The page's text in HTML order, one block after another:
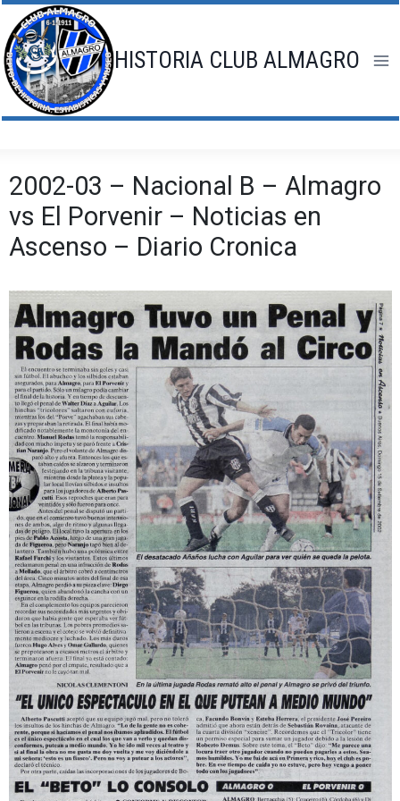
Saltar
al
contenido
HISTORIA CLUB ALMAGRO
2002-03 – Nacional B – Almagro
vs El Porvenir – Noticias en
Ascenso – Diario Cronica